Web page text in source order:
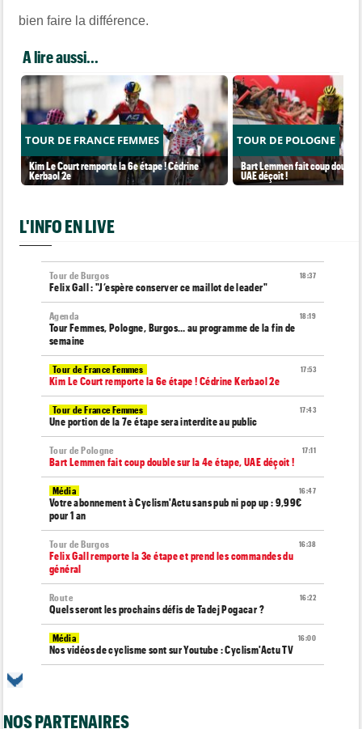
bien faire la différence.
A lire aussi...
TOUR DE FRANCE FEMMES
Kim Le Court remporte la 6e étape ! Cédrine
Kerbaol 2e
TOUR DE POLOGNE
Bart Lemmen fait coup double
UAE déçoit !
L'INFO EN LIVE
18:37
Tour de Burgos
Felix Gall : "J’espère conserver ce maillot de leader"
18:19
Agenda
Tour Femmes, Pologne, Burgos… au programme de la fin de
semaine
17:53
Tour de France Femmes
Kim Le Court remporte la 6e étape ! Cédrine Kerbaol 2e
17:43
Tour de France Femmes
Une portion de la 7e étape sera interdite au public
17:11
Tour de Pologne
Bart Lemmen fait coup double sur la 4e étape, UAE déçoit !
16:47
Média
Votre abonnement à Cyclism'Actu sans pub ni pop up : 9,99€
pour 1 an
16:38
Tour de Burgos
Felix Gall remporte la 3e étape et prend les commandes du
général
16:22
Route
Quels seront les prochains défis de Tadej Pogacar ?
16:00
Média
Nos vidéos de cyclisme sont sur Youtube : Cyclism'Actu TV
NOS PARTENAIRES